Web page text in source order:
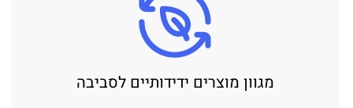
מגוון מוצרים ידידותיים לסביבה